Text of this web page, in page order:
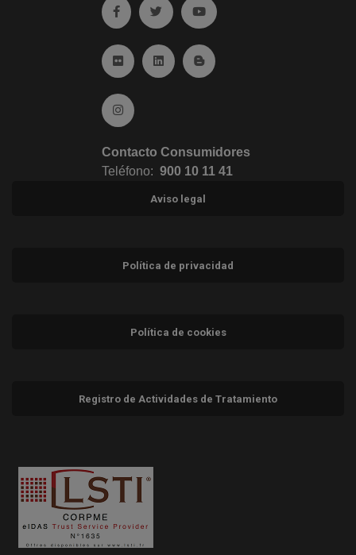
Ir a facebook (abre en ventana nueva)
Ir a twitter (abre en ventana nueva)
Ir a YouTube (abre en
Ir a Flickr (abre en ventana nueva)
Ir a Linkedin (abre en ventana nueva)
Ir al Blog (abre en ventana
Ir a Instagram (abre en ventana nueva)
Contacto Consumidores
Teléfono: 900 10 11 41
Aviso legal
Política de privacidad
Política de cookies
Registro de Actividades de Tratamiento